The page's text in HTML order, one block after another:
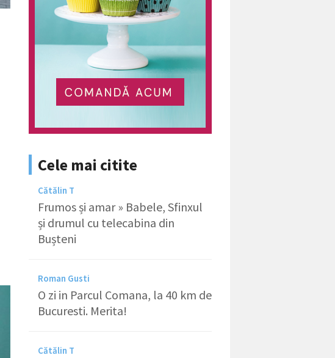
Cele mai citite
Cătălin T
Frumos și amar » Babele, Sfinxul
și drumul cu telecabina din
Bușteni
Roman Gusti
O zi in Parcul Comana, la 40 km de
Bucuresti. Merita!
Cătălin T